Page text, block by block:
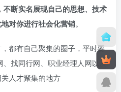
断实名展现自己的思想、技术
对你进行社会化营销。
都有自己聚集的圈子，平时要
找同行网、职业经理人网以及
人才聚集的地方